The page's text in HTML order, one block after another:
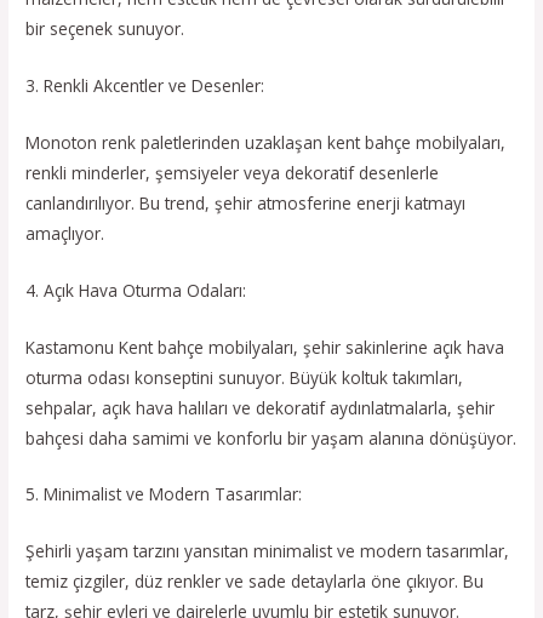
bir seçenek sunuyor.
3. Renkli Akcentler ve Desenler:
Monoton renk paletlerinden uzaklaşan kent bahçe mobilyaları,
renkli minderler, şemsiyeler veya dekoratif desenlerle
canlandırılıyor. Bu trend, şehir atmosferine enerji katmayı
amaçlıyor.
4. Açık Hava Oturma Odaları:
Kastamonu Kent bahçe mobilyaları, şehir sakinlerine açık hava
oturma odası konseptini sunuyor. Büyük koltuk takımları,
sehpalar, açık hava halıları ve dekoratif aydınlatmalarla, şehir
bahçesi daha samimi ve konforlu bir yaşam alanına dönüşüyor.
5. Minimalist ve Modern Tasarımlar:
Şehirli yaşam tarzını yansıtan minimalist ve modern tasarımlar,
temiz çizgiler, düz renkler ve sade detaylarla öne çıkıyor. Bu
tarz, şehir evleri ve dairelerle uyumlu bir estetik sunuyor.